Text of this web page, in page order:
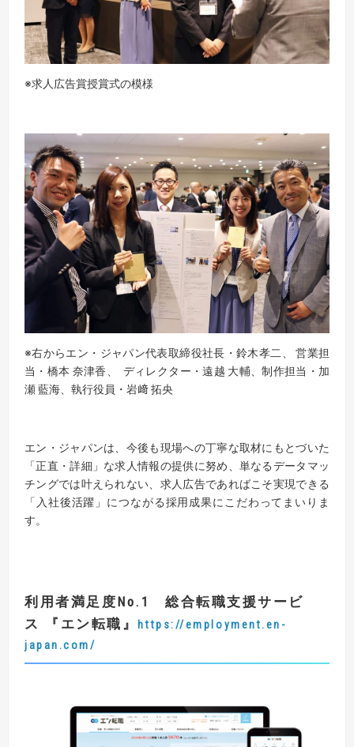
※求人広告賞授賞式の模様
※右からエン・ジャパン代表取締役社長・鈴木孝二、 営業担
当・橋本 奈津香、 ディレクター・遠越 大輔、制作担当・加
瀬 藍海、執行役員・岩﨑 拓央
エン・ジャパンは、今後も現場への丁寧な取材にもとづいた
「正直・詳細」な求人情報の提供に努め、単なるデータマッ
チングでは叶えられない、求人広告であればこそ実現できる
「入社後活躍」につながる採用成果にこだわってまいりま
す。
利用者満足度No.1
総合転職支援サービ
ス
『エン転職』https://employment.en-
japan.com/